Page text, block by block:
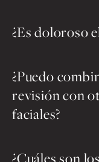
¿Es doloroso
¿Puedo
revisión con
faciales?